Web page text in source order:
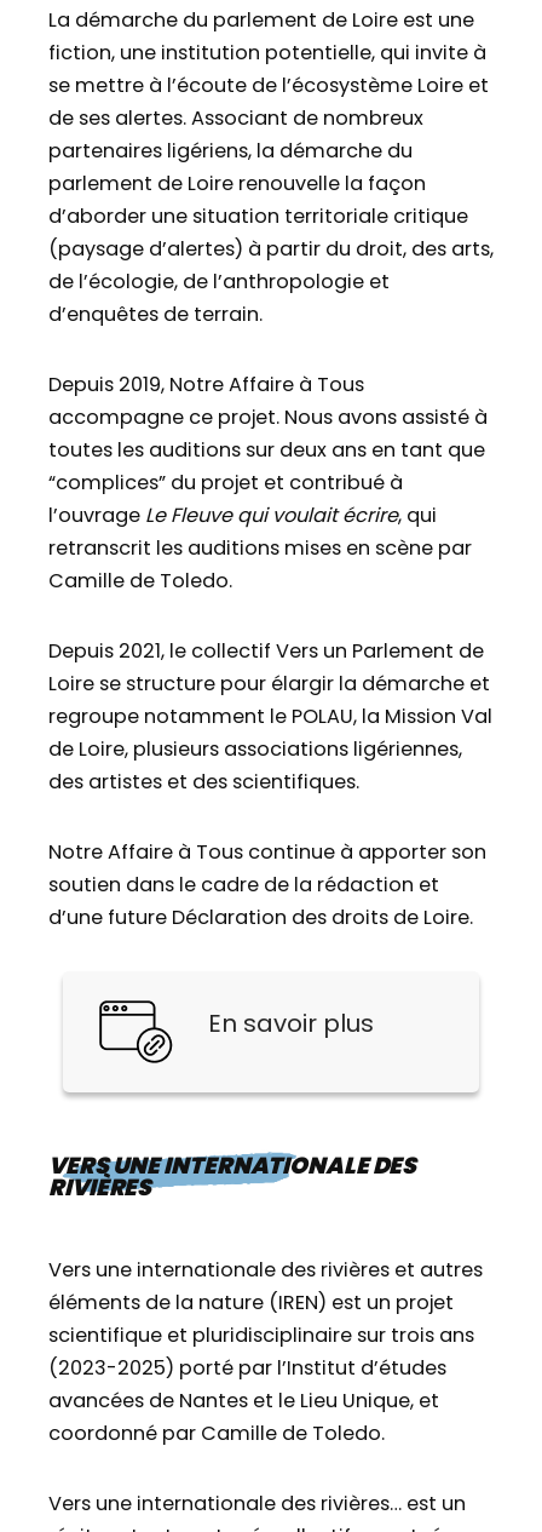
La démarche du parlement de Loire est une
fiction, une institution potentielle, qui invite à
se mettre à l’écoute de l’écosystème Loire et
de ses alertes. Associant de nombreux
partenaires ligériens, la démarche du
parlement de Loire renouvelle la façon
d’aborder une situation territoriale critique
(paysage d’alertes) à partir du droit, des arts,
de l’écologie, de l’anthropologie et
d’enquêtes de terrain.
Depuis 2019, Notre Affaire à Tous
accompagne ce projet. Nous avons assisté à
toutes les auditions sur deux ans en tant que
“complices” du projet et contribué à
l’ouvrage Le Fleuve qui voulait écrire, qui
retranscrit les auditions mises en scène par
Camille de Toledo.
Depuis 2021, le collectif Vers un Parlement de
Loire se structure pour élargir la démarche et
regroupe notamment le POLAU, la Mission Val
de Loire, plusieurs associations ligériennes,
des artistes et des scientifiques.
Notre Affaire à Tous continue à apporter son
soutien dans le cadre de la rédaction et
d’une future Déclaration des droits de Loire.
En savoir plus
VERS UNE INTERNATIONALE DES
RIVIÈRES
Vers une internationale des rivières et autres
éléments de la nature (IREN) est un projet
scientifique et pluridisciplinaire sur trois ans
(2023-2025) porté par l’Institut d’études
avancées de Nantes et le Lieu Unique, et
coordonné par Camille de Toledo.
Vers une internationale des rivières… est un